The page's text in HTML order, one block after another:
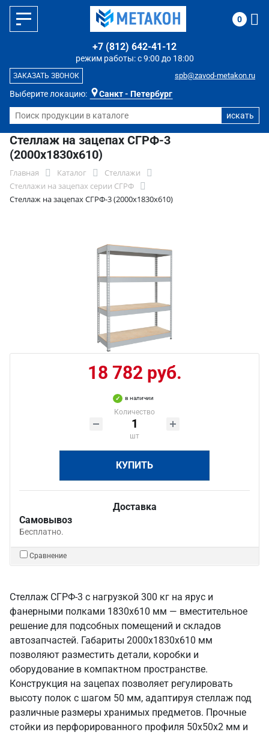
Выберите локацию: Санкт - Петербург
режим работы: с 9:00 до 18:00
+7 (812) 642-41-12
spb@zavod-metakon.ru
ЗАКАЗАТЬ ЗВОНОК
0
Стеллаж на зацепах СГРФ-3
(2000x1830x610)
Главная Каталог
Стеллажи
Стеллажи на зацепах серии СГРФ
Стеллаж на зацепах СГРФ-3 (2000x1830x610)
18 782 руб.
в наличии
Количество
шт
КУПИТЬ
Доставка
Самовывоз
Бесплатно.
Сравнение
Стеллаж СГРФ-3 с нагрузкой 300 кг на ярус и
фанерными полками 1830х610 мм — вместительное
решение для подсобных помещений и складов
автозапчастей. Габариты 2000х1830х610 мм
позволяют разместить детали, коробки и
оборудование в компактном пространстве.
Конструкция на зацепах позволяет регулировать
высоту полок с шагом 50 мм, адаптируя стеллаж под
различные размеры хранимых предметов. Прочные
стойки из перфорированного профиля 50х50х2 мм и